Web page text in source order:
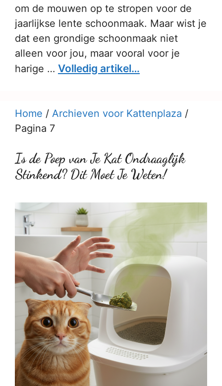
om de mouwen op te stropen voor de
jaarlijkse lente schoonmaak. Maar wist je
dat een grondige schoonmaak niet
alleen voor jou, maar vooral voor je
harige … Volledig artikel…
Home / Archieven voor Kattenplaza /
Pagina 7
Is de Poep van Je Kat Ondraaglijk
Stinkend? Dit Moet Je Weten!